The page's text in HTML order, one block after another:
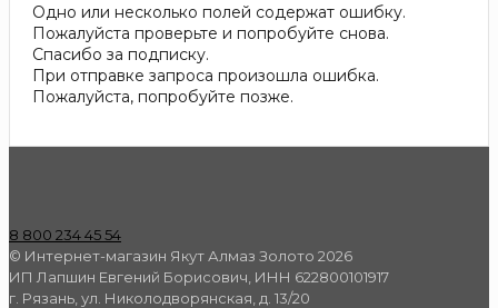
Одно или несколько полей содержат ошибку.
Пожалуйста проверьте и попробуйте снова.
Спасибо за подписку.
При отправке запроса произошла ошибка.
Пожалуйста, попробуйте позже.
8 800 234 45 54
© Интернет-магазин Якут Алмаз Золото 2026
ИП Лапшин Евгений Борисович, ИНН 622800101917
г. Рязань, ул. Николодворянская, д. 13/20